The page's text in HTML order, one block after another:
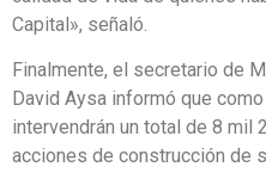
Capital», señaló.
Finalmente, el secretario de
David Aysa informó que
intervendrán un total de 8 mil
acciones de construcción de